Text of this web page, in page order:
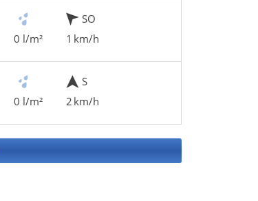
0 l/m²
SO
1 km/h
0 l/m²
S
2 km/h